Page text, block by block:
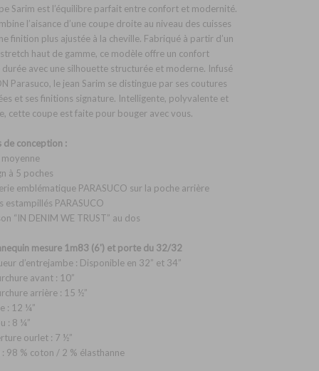
Sarim est l’équilibre parfait entre confort et modernité.
l’aisance d’une coupe droite au niveau des cuisses
finition plus ajustée à la cheville. Fabriqué à partir d’un
haut de gamme, ce modèle offre un confort
durée avec une silhouette structurée et moderne. Infusé
Parasuco, le jean Sarim se distingue par ses coutures
et ses finitions signature. Intelligente, polyvalente et
cette coupe est faite pour bouger avec vous.
de conception :
moyenne
à 5 poches
emblématique PARASUCO sur la poche arrière
estampillés PARASUCO
“IN DENIM WE TRUST” au dos
mesure 1m83 (6') et porte du 32/32
d’entrejambe : Disponible en 32” et 34”
avant : 10”
arrière : 15 ½”
: 12 ¼”
: 8 ¼”
ourlet : 7 ½”
: 98 % coton / 2 % élasthanne